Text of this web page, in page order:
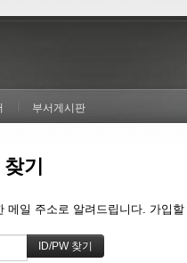
부서게시판
기
메일 주소로 알려드립니다. 가입